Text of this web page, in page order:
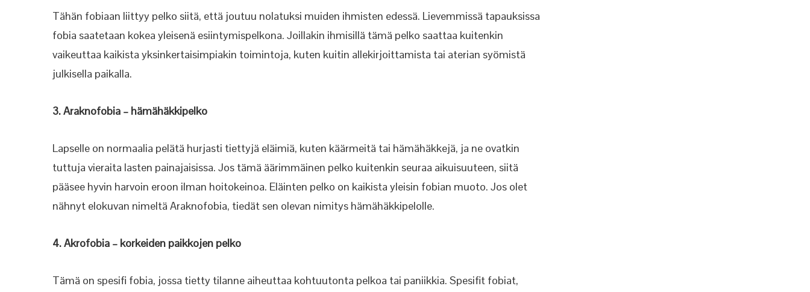
Tähän fobiaan liittyy pelko siitä, että joutuu nolatuksi muiden ihmisten edessä. Lievemmissä tapauksissa
fobia saatetaan kokea yleisenä esiintymispelkona. Joillakin ihmisillä tämä pelko saattaa kuitenkin
vaikeuttaa kaikista yksinkertaisimpiakin toimintoja, kuten kuitin allekirjoittamista tai aterian syömistä
julkisella paikalla.
3. Araknofobia – hämähäkkipelko
Lapselle on normaalia pelätä hurjasti tiettyjä eläimiä, kuten käärmeitä tai hämähäkkejä, ja ne ovatkin
tuttuja vieraita lasten painajaisissa. Jos tämä äärimmäinen pelko kuitenkin seuraa aikuisuuteen, siitä
pääsee hyvin harvoin eroon ilman hoitokeinoa. Eläinten pelko on kaikista yleisin fobian muoto. Jos olet
nähnyt elokuvan nimeltä Araknofobia, tiedät sen olevan nimitys hämähäkkipelolle.
4. Akrofobia – korkeiden paikkojen pelko
Tämä on spesifi fobia, jossa tietty tilanne aiheuttaa kohtuutonta pelkoa tai paniikkia. Spesifit fobiat,